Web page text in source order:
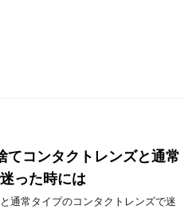
てコンタクトレンズと通常
った時には
通常タイプのコンタクトレンズで迷